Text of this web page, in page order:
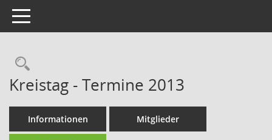
Toggle navigation
Kreistag - Termine 2013
Informationen Mitglieder